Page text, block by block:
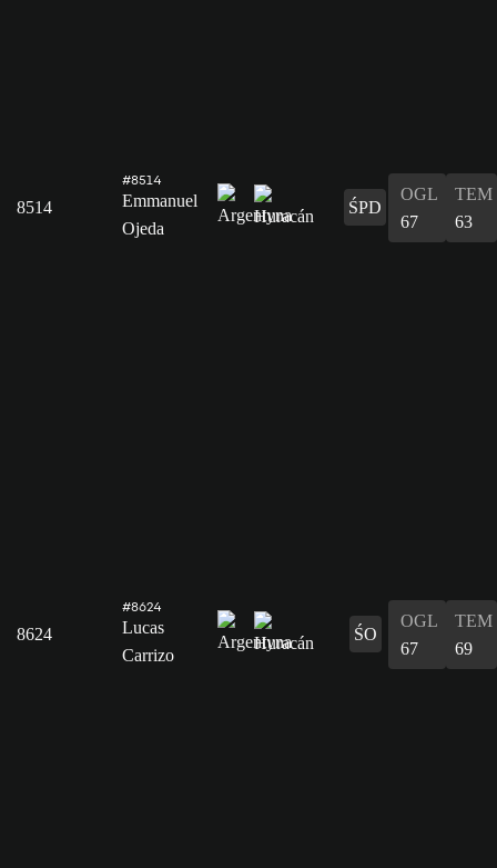
8514
#8514
Emmanuel
Ojeda
ŚPD
OGL
67
TEM
63
8624
#8624
Lucas
Carrizo
ŚO
OGL
67
TEM
69